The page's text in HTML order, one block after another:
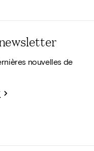
nouvelles de